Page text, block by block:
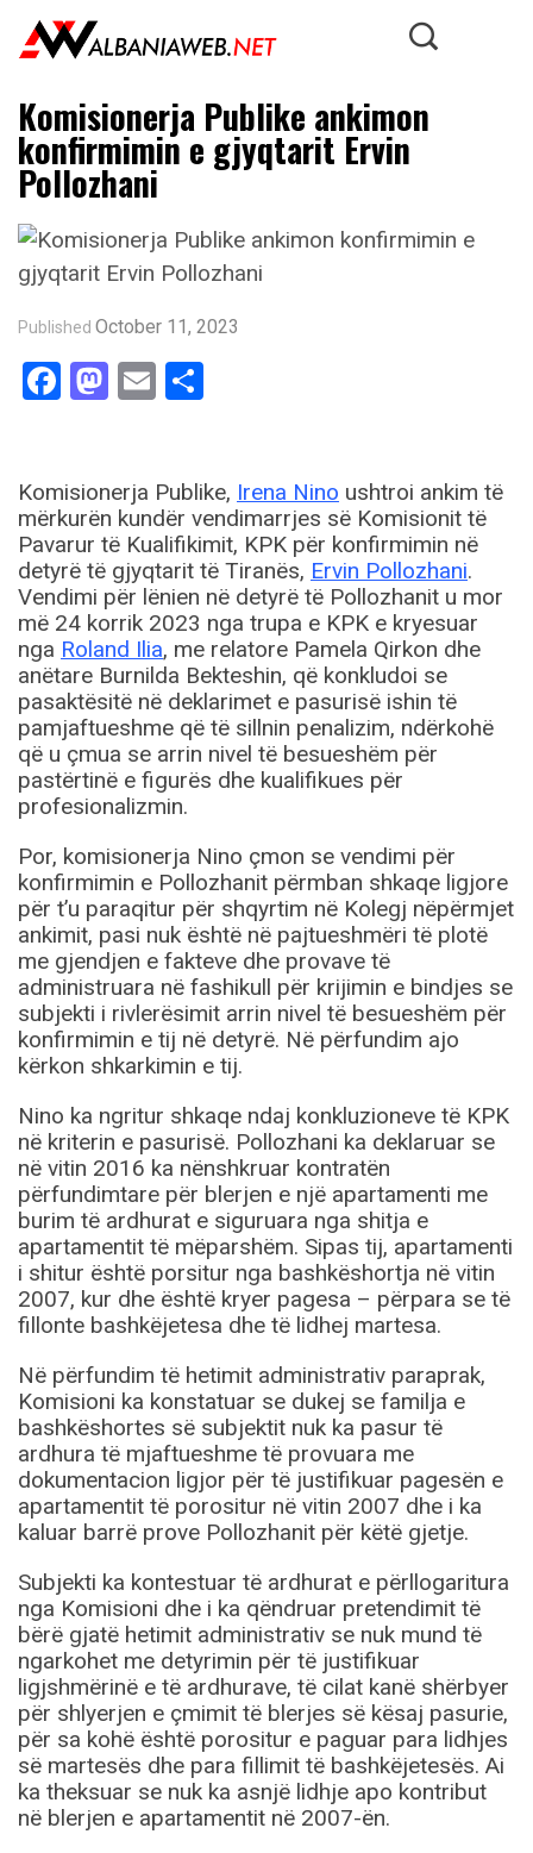
Komisionerja Publike ankimon
konfirmimin e gjyqtarit Ervin
Pollozhani
Published October 11, 2023
Facebook
Mastodon
Email
Komisionerja Publike, Irena Nino ushtroi ankim të
mërkurën kundër vendimarrjes së Komisionit të
Pavarur të Kualifikimit, KPK për konfirmimin në
detyrë të gjyqtarit të Tiranës, Ervin Pollozhani.
Vendimi për lënien në detyrë të Pollozhanit u mor
më 24 korrik 2023 nga trupa e KPK e kryesuar
nga Roland Ilia, me relatore Pamela Qirkon dhe
anëtare Burnilda Bekteshin, që konkludoi se
pasaktësitë në deklarimet e pasurisë ishin të
pamjaftueshme që të sillnin penalizim, ndërkohë
që u çmua se arrin nivel të besueshëm për
pastërtinë e figurës dhe kualifikues për
profesionalizmin.
Por, komisionerja Nino çmon se vendimi për
konfirmimin e Pollozhanit përmban shkaqe ligjore
për t’u paraqitur për shqyrtim në Kolegj nëpërmjet
ankimit, pasi nuk është në pajtueshmëri të plotë
me gjendjen e fakteve dhe provave të
administruara në fashikull për krijimin e bindjes se
subjekti i rivlerësimit arrin nivel të besueshëm për
konfirmimin e tij në detyrë. Në përfundim ajo
kërkon shkarkimin e tij.
Nino ka ngritur shkaqe ndaj konkluzioneve të KPK
në kriterin e pasurisë. Pollozhani ka deklaruar se
në vitin 2016 ka nënshkruar kontratën
përfundimtare për blerjen e një apartamenti me
burim të ardhurat e siguruara nga shitja e
apartamentit të mëparshëm. Sipas tij, apartamenti
i shitur është porsitur nga bashkëshortja në vitin
2007, kur dhe është kryer pagesa – përpara se të
fillonte bashkëjetesa dhe të lidhej martesa.
Në përfundim të hetimit administrativ paraprak,
Komisioni ka konstatuar se dukej se familja e
bashkëshortes së subjektit nuk ka pasur të
ardhura të mjaftueshme të provuara me
dokumentacion ligjor për të justifikuar pagesën e
apartamentit të porositur në vitin 2007 dhe i ka
kaluar barrë prove Pollozhanit për këtë gjetje.
Subjekti ka kontestuar të ardhurat e përllogaritura
nga Komisioni dhe i ka qëndruar pretendimit të
bërë gjatë hetimit administrativ se nuk mund të
ngarkohet me detyrimin për të justifikuar
ligjshmërinë e të ardhurave, të cilat kanë shërbyer
për shlyerjen e çmimit të blerjes së kësaj pasurie,
për sa kohë është porositur e paguar para lidhjes
së martesës dhe para fillimit të bashkëjetesës. Ai
ka theksuar se nuk ka asnjë lidhje apo kontribut
në blerjen e apartamentit në 2007-ën.